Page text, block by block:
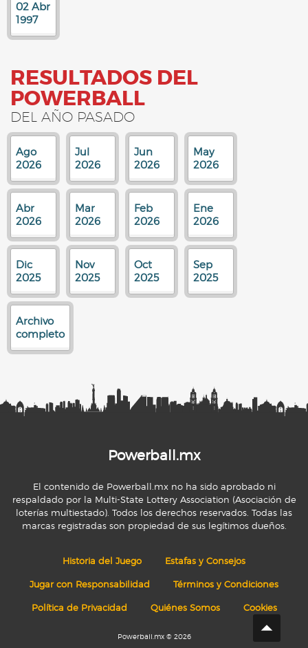
02 Abr
1997
RESULTADOS DEL
POWERBALL
DEL AÑO PASADO
Ago
2026
Jul
2026
Jun
2026
May
2026
Abr
2026
Mar
2026
Feb
2026
Ene
2026
Dic
2025
Nov
2025
Oct
2025
Sep
2025
Archivo
completo
Powerball.mx
El contenido de Powerball.mx no ha sido aprobado ni
respaldado por la Multi-State Lottery Association (Asociación de
loterías multiestado). Todos los derechos reservados. Todas las
marcas registradas son propiedad de sus legítimos dueños.
Historia del Juego Estafas y Consejos
Jugar con Responsabilidad Términos y Condiciones
Política de Privacidad Quiénes Somos Cookies
Powerball.mx © 2026